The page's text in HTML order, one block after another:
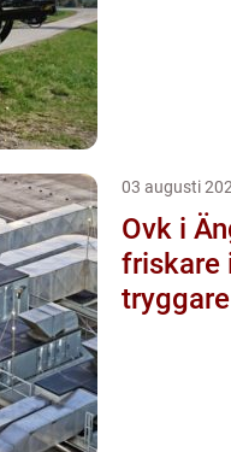
03 augusti
Ovk i
friskare